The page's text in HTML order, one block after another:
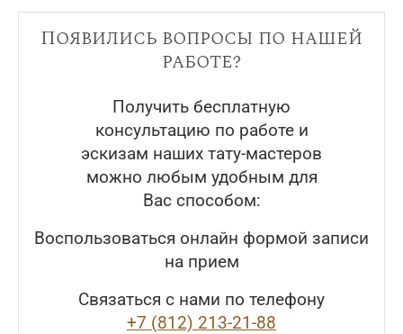
Появились вопросы по нашей
работе?
Получить бесплатную
консультацию по работе и
эскизам наших тату-мастеров
можно любым удобным для
Вас способом:
Воспользоваться онлайн формой записи
на прием
Связаться с нами по телефону
+7 (812) 213-21-88